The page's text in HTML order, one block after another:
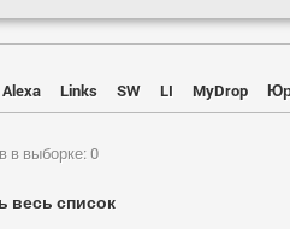
Alexa Links SW LI MyDrop
в выборке: 0
весь список